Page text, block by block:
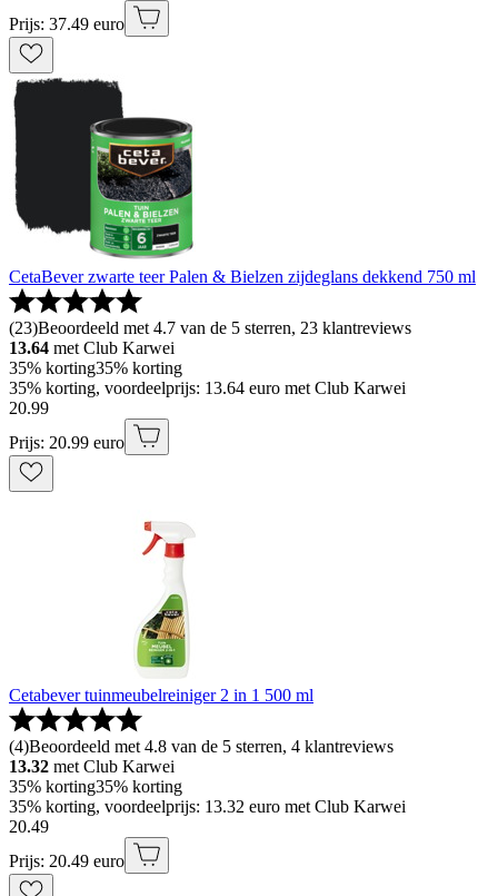
Prijs: 37.49 euro
CetaBever zwarte teer Palen & Bielzen zijdeglans dekkend 750 ml
(23)Beoordeeld met 4.7 van de 5 sterren, 23 klantreviews
13.64 met Club Karwei
35% korting35% korting
35% korting, voordeelprijs: 13.64 euro met Club Karwei
20.99
Prijs: 20.99 euro
Cetabever tuinmeubelreiniger 2 in 1 500 ml
(4)Beoordeeld met 4.8 van de 5 sterren, 4 klantreviews
13.32 met Club Karwei
35% korting35% korting
35% korting, voordeelprijs: 13.32 euro met Club Karwei
20.49
Prijs: 20.49 euro